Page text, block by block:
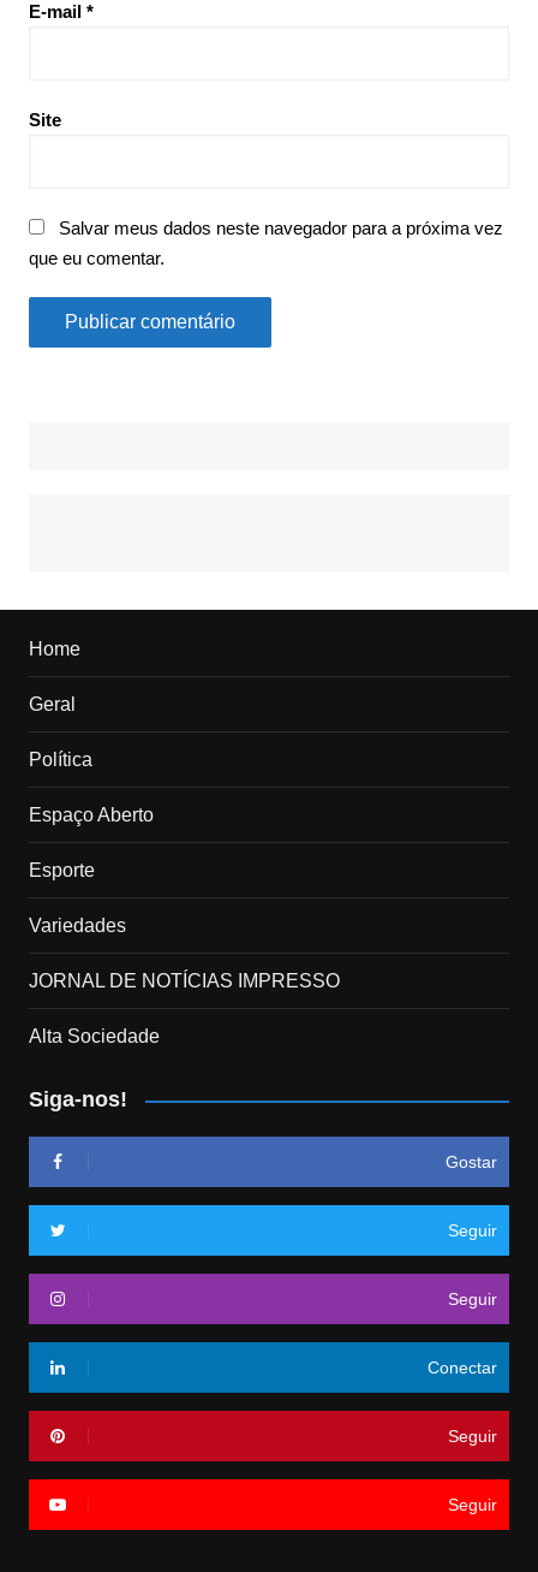
E-mail *
Site
Salvar meus dados neste navegador para a próxima vez
que eu comentar.
Home
Geral
Política
Espaço Aberto
Esporte
Variedades
JORNAL DE NOTÍCIAS IMPRESSO
Alta Sociedade
Siga-nos!
Gostar
Seguir
Seguir
Conectar
Seguir
Seguir